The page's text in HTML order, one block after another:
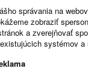
správania na
zobraziť
a zverejňovať
systémov